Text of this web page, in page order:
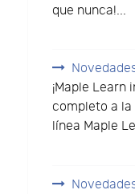
que nunca!...
¡Maple Learn
completo a
línea Maple